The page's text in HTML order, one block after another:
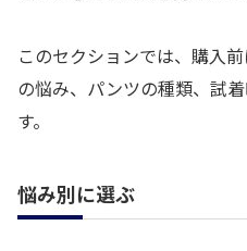
このセクションでは、購入
の悩み、パンツの種類、試
す。
悩み別に選ぶ